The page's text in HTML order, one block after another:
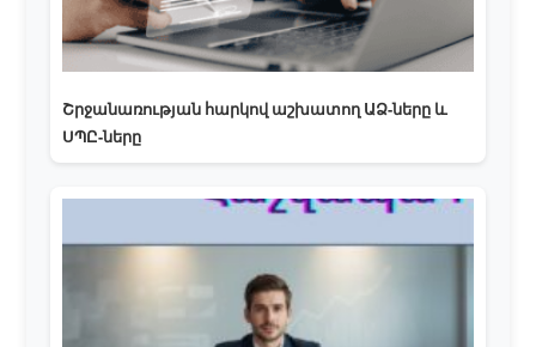
Շրջանառության հարկով աշխատող ԱՁ-ները և
ՍՊԸ-ները